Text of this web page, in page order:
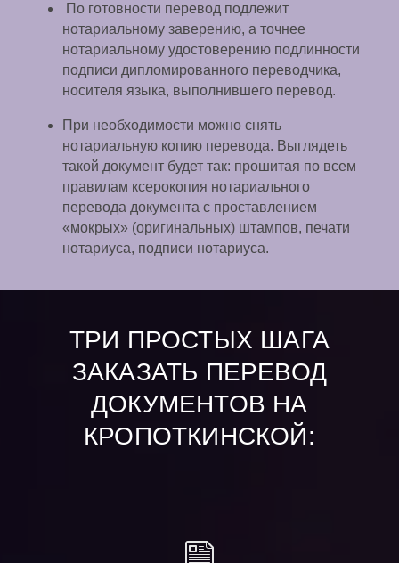
По готовности перевод подлежит
нотариальному заверению, а точнее
нотариальному удостоверению подлинности
подписи дипломированного переводчика,
носителя языка, выполнившего перевод.
При необходимости можно снять
нотариальную копию перевода. Выглядеть
такой документ будет так: прошитая по всем
правилам ксерокопия нотариального
перевода документа с проставлением
«мокрых» (оригинальных) штампов, печати
нотариуса, подписи нотариуса.
ТРИ ПРОСТЫХ ШАГА
ЗАКАЗАТЬ ПЕРЕВОД
ДОКУМЕНТОВ НА
КРОПОТКИНСКОЙ: